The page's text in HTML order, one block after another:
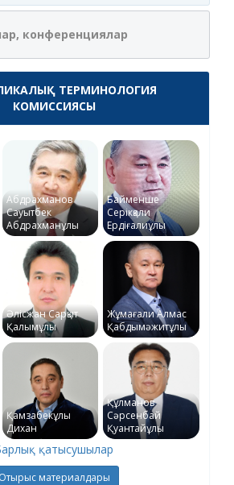
конференциялар
ТЕРМИНОЛОГИЯ
КОМИССИЯСЫ
Абдрахманов
Сауытбек
Абдрахманұлы
Байменше
Серікқали
Ердіғалиұлы
Әлісжан Сарқыт
Қалымұлы
Жұмағали Алмас
Қабдымәжитұлы
Қамзабекұлы
Дихан
Құлманов
Сәрсенбай
Қуантайұлы
қатысушылар
Отырыс материалдары